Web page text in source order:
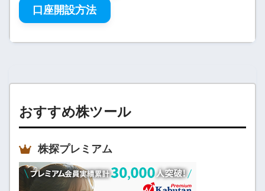
口座開設方法
おすすめ株ツール
株探プレミアム